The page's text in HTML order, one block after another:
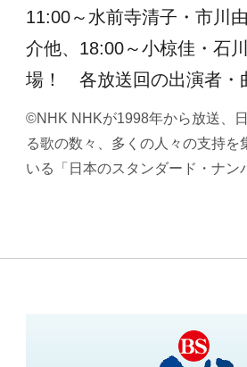
11:00～水前寺清子・市川
介他、18:00～小椋佳・石
場！ 各放送回の出演者・
©NHK NHKが1998年から放送、
る歌の数々、多くの人々の支持を
いる「日本のスタンダード・ナ